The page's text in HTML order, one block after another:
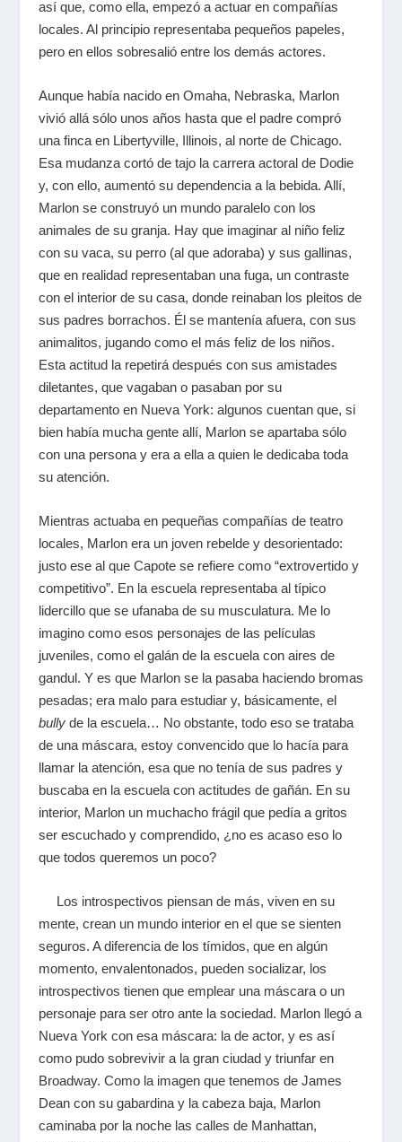
así que, como ella, empezó a actuar en compañías
locales. Al principio representaba pequeños papeles,
pero en ellos sobresalió entre los demás actores.
Aunque había nacido en Omaha, Nebraska, Marlon
vivió allá sólo unos años hasta que el padre compró
una finca en Libertyville, Illinois, al norte de Chicago.
Esa mudanza cortó de tajo la carrera actoral de Dodie
y, con ello, aumentó su dependencia a la bebida. Allí,
Marlon se construyó un mundo paralelo con los
animales de su granja. Hay que imaginar al niño feliz
con su vaca, su perro (al que adoraba) y sus gallinas,
que en realidad representaban una fuga, un contraste
con el interior de su casa, donde reinaban los pleitos de
sus padres borrachos. Él se mantenía afuera, con sus
animalitos, jugando como el más feliz de los niños.
Esta actitud la repetirá después con sus amistades
diletantes, que vagaban o pasaban por su
departamento en Nueva York: algunos cuentan que, si
bien había mucha gente allí, Marlon se apartaba sólo
con una persona y era a ella a quien le dedicaba toda
su atención.
Mientras actuaba en pequeñas compañías de teatro
locales, Marlon era un joven rebelde y desorientado:
justo ese al que Capote se refiere como “extrovertido y
competitivo”. En la escuela representaba al típico
lidercillo que se ufanaba de su musculatura. Me lo
imagino como esos personajes de las películas
juveniles, como el galán de la escuela con aires de
gandul. Y es que Marlon se la pasaba haciendo bromas
pesadas; era malo para estudiar y, básicamente, el
bullyde la escuela… No obstante, todo eso se trataba
de una máscara, estoy convencido que lo hacía para
llamar la atención, esa que no tenía de sus padres y
buscaba en la escuela con actitudes de gañán. En su
interior, Marlon un muchacho frágil que pedía a gritos
ser escuchado y comprendido, ¿no es acaso eso lo
que todos queremos un poco?
Los introspectivos piensan de más, viven en su
mente, crean un mundo interior en el que se sienten
seguros. A diferencia de los tímidos, que en algún
momento, envalentonados, pueden socializar, los
introspectivos tienen que emplear una máscara o un
personaje para ser otro ante la sociedad. Marlon llegó a
Nueva York con esa máscara: la de actor, y es así
como pudo sobrevivir a la gran ciudad y triunfar en
Broadway. Como la imagen que tenemos de James
Dean con su gabardina y la cabeza baja, Marlon
caminaba por la noche las calles de Manhattan,